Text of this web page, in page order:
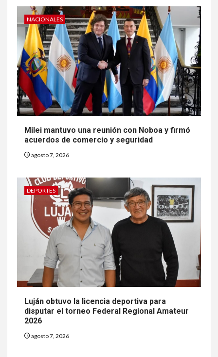
NACIONALES
Milei mantuvo una reunión con Noboa y firmó
acuerdos de comercio y seguridad
agosto 7, 2026
DEPORTES
Luján obtuvo la licencia deportiva para
disputar el torneo Federal Regional Amateur
2026
agosto 7, 2026